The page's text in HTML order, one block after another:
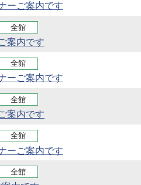
ーご案内です
全館
案内です
全館
ーご案内です
全館
案内です
全館
ーご案内です
全館